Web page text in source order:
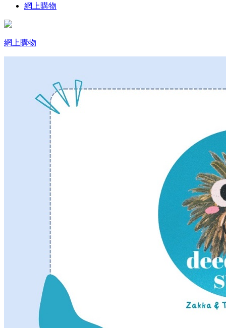
網上購物
網上購物